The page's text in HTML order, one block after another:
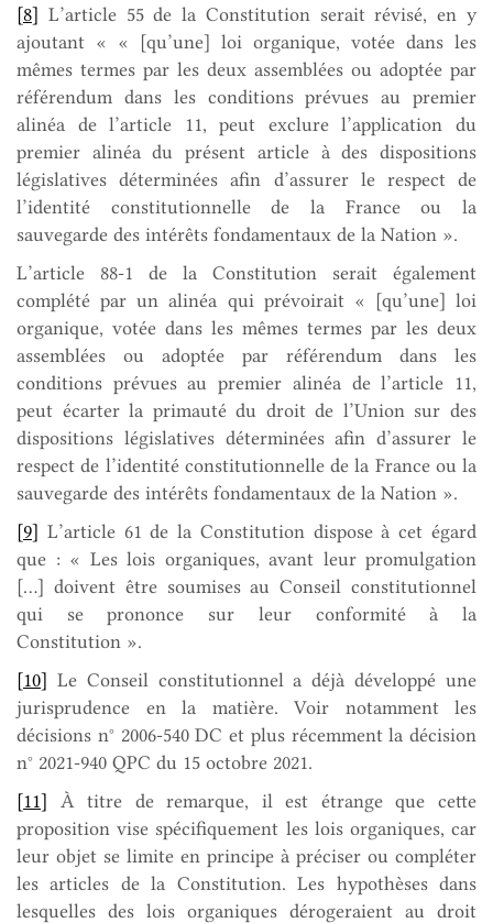
[8] L’article 55 de la Constitution serait révisé, en y
ajoutant « « [qu’une] loi organique, votée dans les
mêmes termes par les deux assemblées ou adoptée par
référendum dans les conditions prévues au premier
alinéa de l’article 11, peut exclure l’application du
premier alinéa du présent article à des dispositions
législatives déterminées afin d’assurer le respect de
l’identité constitutionnelle de la France ou la
sauvegarde des intérêts fondamentaux de la Nation ».
L’article 88-1 de la Constitution serait également
complété par un alinéa qui prévoirait « [qu’une] loi
organique, votée dans les mêmes termes par les deux
assemblées ou adoptée par référendum dans les
conditions prévues au premier alinéa de l’article 11,
peut écarter la primauté du droit de l’Union sur des
dispositions législatives déterminées afin d’assurer le
respect de l’identité constitutionnelle de la France ou la
sauvegarde des intérêts fondamentaux de la Nation ».
[9] L’article 61 de la Constitution dispose à cet égard
que : « Les lois organiques, avant leur promulgation
[…] doivent être soumises au Conseil constitutionnel
qui se prononce sur leur conformité à la
Constitution ».
[10] Le Conseil constitutionnel a déjà développé une
jurisprudence en la matière. Voir notamment les
décisions n° 2006-540 DC et plus récemment la décision
n° 2021-940 QPC du 15 octobre 2021.
[11] À titre de remarque, il est étrange que cette
proposition vise spécifiquement les lois organiques, car
leur objet se limite en principe à préciser ou compléter
les articles de la Constitution. Les hypothèses dans
lesquelles des lois organiques dérogeraient au droit